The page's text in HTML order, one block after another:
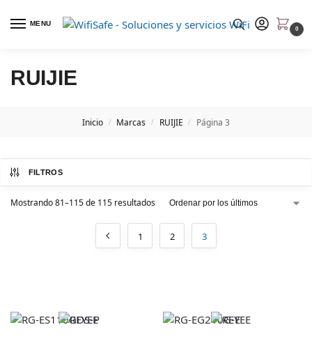
MENU
0
RUIJIE
Inicio / Marcas / RUIJIE / Página 3
FILTROS
Mostrando 81–115 de 115 resultados
1 2 3